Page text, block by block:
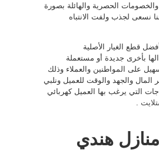
الحصرية والهائلة بصورة
نسعى لجذب ولفت الانتباه
قطع الغيار الأصلية
بأخرى جديدة أو مستعملة
على المواطنين والعملاء وذلك
المال والجهد والوقت للعميل ونلبي
التي يرغب بها العميل كهربائي
هندي